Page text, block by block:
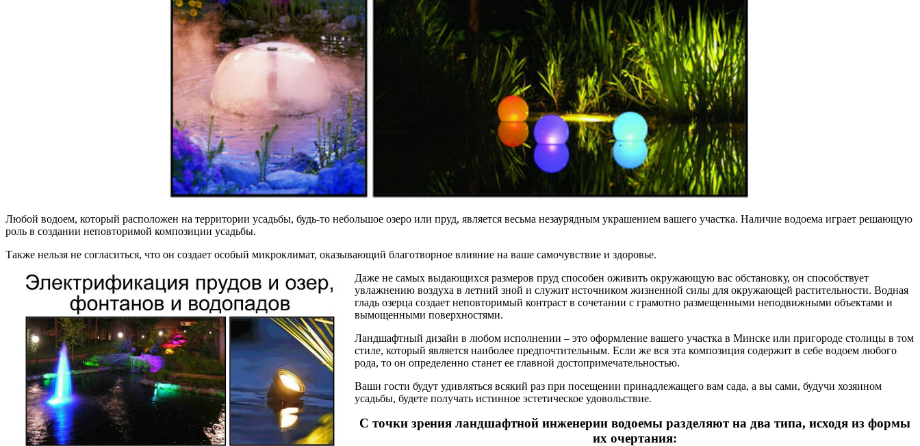
Любой водоем, который расположен на территории усадьбы, будь-то небольшое озеро или пруд, является весьма незаурядным украшением вашего участка. Наличие водоема играет решающую
роль в создании неповторимой композиции усадьбы.
Также нельзя не согласиться, что он создает особый микроклимат, оказывающий благотворное влияние на ваше самочувствие и здоровье.
Даже не самых выдающихся размеров пруд способен оживить окружающую вас обстановку, он способствует
увлажнению воздуха в летний зной и служит источником жизненной силы для окружающей растительности. Водная
гладь озерца создает неповторимый контраст в сочетании с грамотно размещенными неподвижными объектами и
вымощенными поверхностями.
Ландшафтный дизайн в любом исполнении – это оформление вашего участка в Минске или пригороде столицы в том
стиле, который является наиболее предпочтительным. Если же вся эта композиция содержит в себе водоем любого
рода, то он определенно станет ее главной достопримечательностью.
Ваши гости будут удивляться всякий раз при посещении принадлежащего вам сада, а вы сами, будучи хозяином
усадьбы, будете получать истинное эстетическое удовольствие.
С точки зрения ландшафтной инженерии водоемы разделяют на два типа, исходя из формы
их очертания: